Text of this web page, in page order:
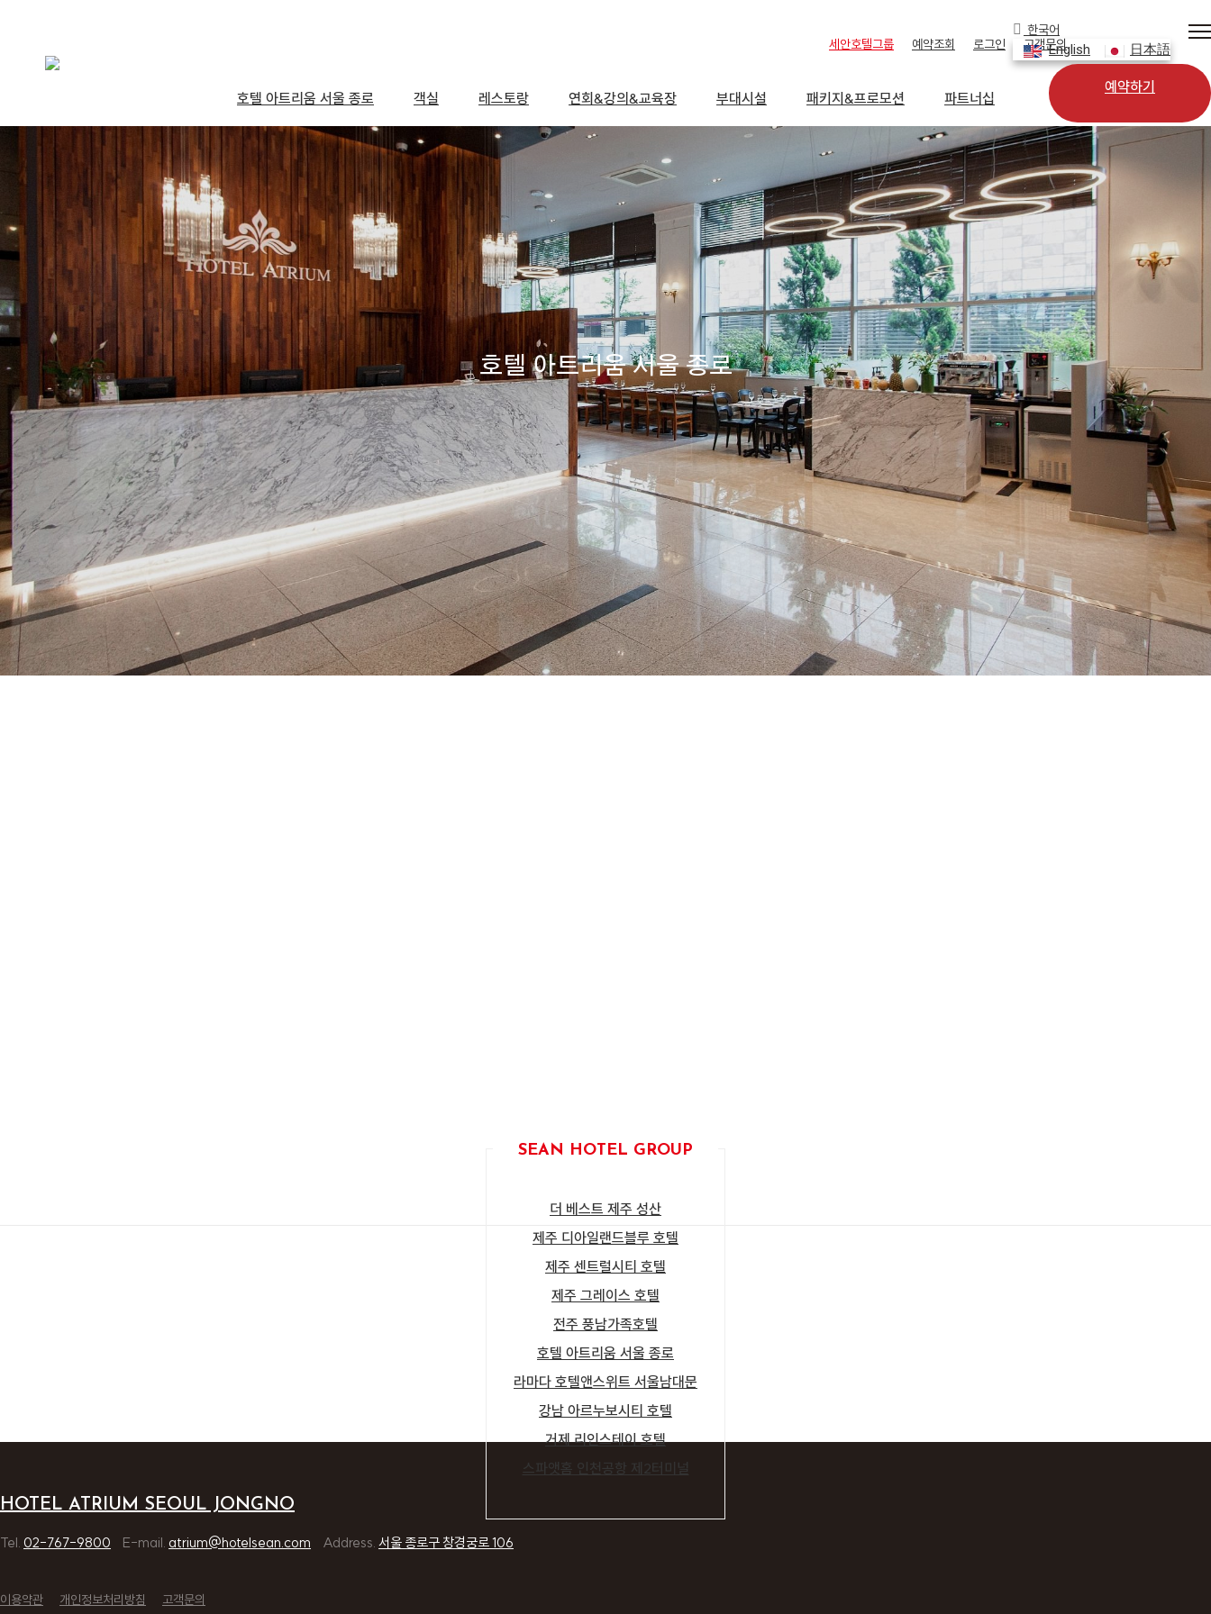
세안호텔그룹 예약조회 로그인 고객문의
한국어
English
日本語
호텔 아트리움 서울 종로 객실 레스토랑 연회&강의&교육장 부대시설 패키지&프로모션 파트너십
예약하기
호텔 아트리움 서울 종로
객실
레스토랑
연회&강의&교육장
부대시설
패키지&프로모션
파트너십
호텔 아트리움 서울 종로
SEAN HOTEL GROUP
더 베스트 제주 성산
제주 디아일랜드블루 호텔
제주 센트럴시티 호텔
제주 그레이스 호텔
전주 풍남가족호텔
호텔 아트리움 서울 종로
라마다 호텔앤스위트 서울남대문
강남 아르누보시티 호텔
거제 리인스테이 호텔
스파앳홈 인천공항 제2터미널
HOTEL ATRIUM SEOUL JONGNO
Tel. 02-767-9800 E-mail. atrium@hotelsean.com Address. 서울 종로구 창경궁로 106
이용약관 개인정보처리방침 고객문의